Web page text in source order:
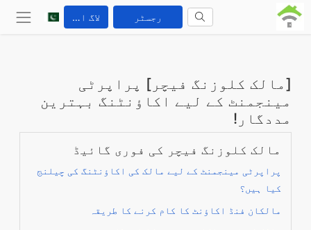
رجسٹر لاگ ان کریں
[مالک کلوزنگ فیچر] پراپرٹی
مینجمنٹ کے لیے اکاؤنٹنگ بہترین
مددگار!
مالک کلوزنگ فیچر کی فوری گائیڈ
پراپرٹی مینجمنٹ کے لیے مالک کی اکاؤنٹنگ کی چیلنج
کیا ہیں؟
مالکان فنڈ اکاؤنٹ کا کام کرنے کا طریقہ